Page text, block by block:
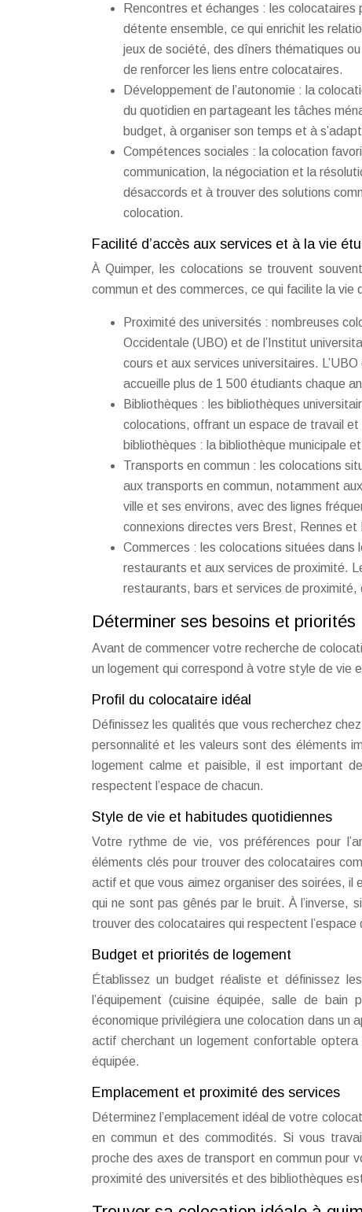
Rencontres et échanges : les
détente ensemble, ce qui enrichit les
jeux de société, des dîners thématiques
de renforcer les liens entre colocataires.
Développement de l’autonomie : la
du quotidien en partageant les tâches
budget, à organiser son temps et à
Compétences sociales : la colocation
communication, la négociation et la
désaccords et à trouver des solutions
colocation.
Facilité d’accès aux services et à la vie
À Quimper, les colocations se trouvent
commun et des commerces, ce qui facilite la
Proximité des universités : nombreuses
Occidentale (UBO) et de l’Institut
cours et aux services universitaires.
accueille plus de 1 500 étudiants chaque
Bibliothèques : les bibliothèques
colocations, offrant un espace de travail
bibliothèques : la bibliothèque municipale
Transports en commun : les colocations
aux transports en commun, notamment
ville et ses environs, avec des lignes
connexions directes vers Brest, Rennes et
Commerces : les colocations situées dans
restaurants et aux services de proximité.
restaurants, bars et services de proximité,
Déterminer ses besoins et priorités
Avant de commencer votre recherche de
un logement qui correspond à votre style de vie
Profil du colocataire idéal
Définissez les qualités que vous recherchez
personnalité et les valeurs sont des éléments
logement calme et paisible, il est important
respectent l’espace de chacun.
Style de vie et habitudes quotidiennes
Votre rythme de vie, vos préférences pour
éléments clés pour trouver des colocataires
actif et que vous aimez organiser des soirées,
qui ne sont pas gênés par le bruit. À l’inverse,
trouver des colocataires qui respectent
Budget et priorités de logement
Établissez un budget réaliste et définissez
l’équipement (cuisine équipée, salle de
économique privilégiera une colocation dans un
actif cherchant un logement confortable
équipée.
Emplacement et proximité des services
Déterminez l’emplacement idéal de votre
en commun et des commodités. Si vous
proche des axes de transport en commun pour
proximité des universités et des bibliothèques